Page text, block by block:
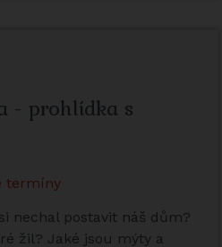
- prohlídka s
termíny
nechal postavit náš dům?
žil? Jaké jsou mýty a